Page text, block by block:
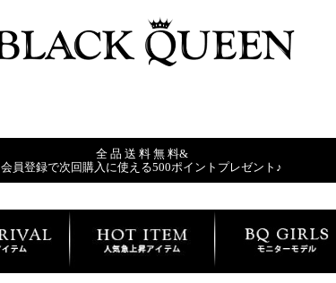
全 品 送 料 無 料&
会員登録で次回購入に使える500ポイントプレゼント♪